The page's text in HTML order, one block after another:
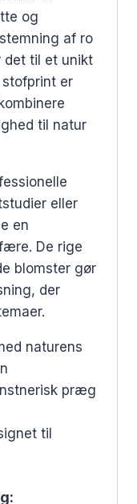
og
af ro
det til et unikt
er
til natur
eller
en
De rige
blomster gør
der
naturens
præg
til